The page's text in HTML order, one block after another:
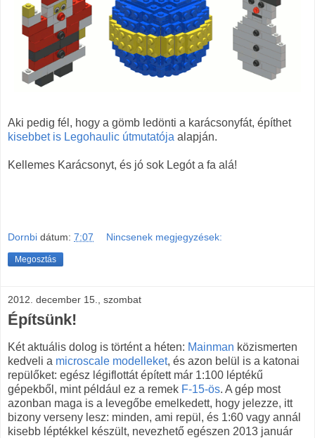
Aki pedig fél, hogy a gömb ledönti a karácsonyfát, építhet
kisebbet is Legohaulic útmutatója alapján.
Kellemes Karácsonyt, és jó sok Legót a fa alá!
Dornbi dátum: 7:07 Nincsenek megjegyzések:
Megosztás
2012. december 15., szombat
Építsünk!
Két aktuális dolog is történt a héten: Mainman közismerten
kedveli a microscale modelleket, és azon belül is a katonai
repülőket: egész légiflottát épített már 1:100 léptékű
gépekből, mint például ez a remek F-15-ös. A gép most
azonban maga is a levegőbe emelkedett, hogy jelezze, itt
bizony verseny lesz: minden, ami repül, és 1:60 vagy annál
kisebb léptékkel készült, nevezhető egészen 2013 január